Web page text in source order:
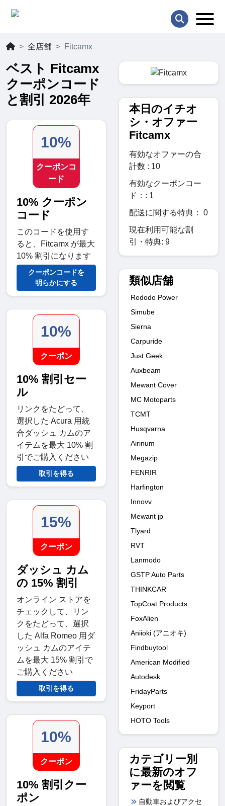
全店舗 Fitcamx
ベスト Fitcamx
クーポンコード
と割引 2026年
10%
クーポンコ
ード
10% クーポン
コード
このコードを使用す
ると、Fitcamx が最大
10% 割引になります
クーポンコードを
明らかにする
10%
クーポン
10% 割引セー
ル
リンクをたどって、
選択した Acura 用統
合ダッシュ カムのア
イテムを最大 10% 割
引でご購入ください
取引を得る
15%
クーポン
ダッシュ カム
の 15% 割引
オンライン ストアを
チェックして、リン
クをたどって、選択
した Alfa Romeo 用ダ
ッシュ カムのアイテ
ムを最大 15% 割引で
ご購入ください
取引を得る
10%
クーポン
10% 割引クー
ポン
本日のイチオ
シ・オファー
Fitcamx
有効なオファーの合
計数 : 10
有効なクーポンコー
ド：: 1
配送に関する特典： 0
現在利用可能な割
引・特典: 9
類似店舗
Redodo Power
Simube
Sierna
Carpuride
Just Geek
Auxbeam
Mewant Cover
MC Motoparts
TCMT
Husqvarna
Airinum
Megazip
FENRIR
Harfington
Innovv
Mewant jp
Tlyard
RVT
Lanmodo
GSTP Auto Parts
THINKCAR
TopCoat Products
FoxAlien
Aniioki (アニオキ)
Findbuytool
American Modified
Autodesk
FridayParts
Keyport
HOTO Tools
カテゴリー別
に最新のオフ
ァーを閲覧
自動車およびアクセ